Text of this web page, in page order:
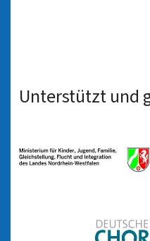
Unterstützt und